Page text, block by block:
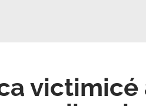
victimicé